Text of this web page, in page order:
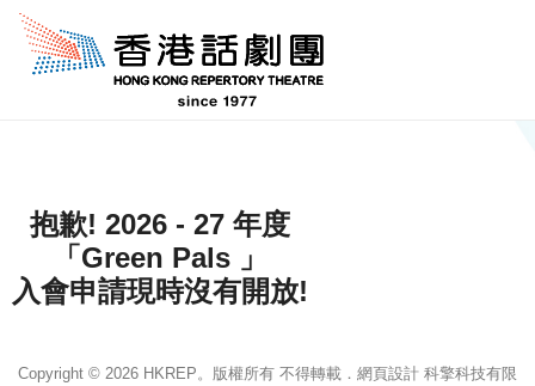
Skip to main content
抱歉! 2026 - 27 年度
「Green Pals 」
入會申請現時沒有開放!
Copyright © 2026 HKREP。版權所有 不得轉載．網頁設計 科擎科技有限